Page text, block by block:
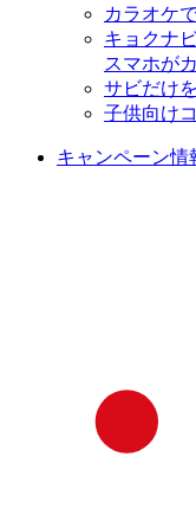
カラオケ
キョクナ
スマホが
サビだけ
子供向け
キャンペーン情